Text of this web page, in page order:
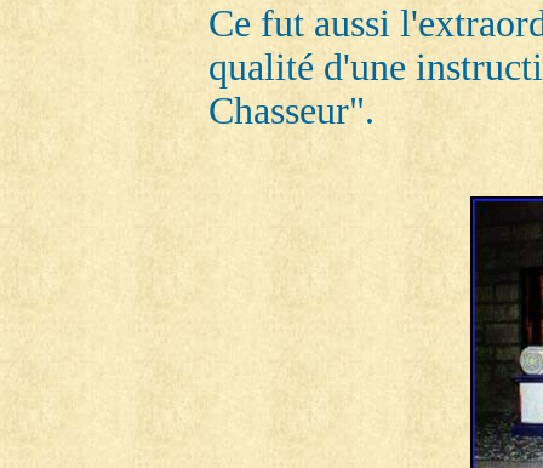
Ce fut aussi
qualité d'une
Chasseur".